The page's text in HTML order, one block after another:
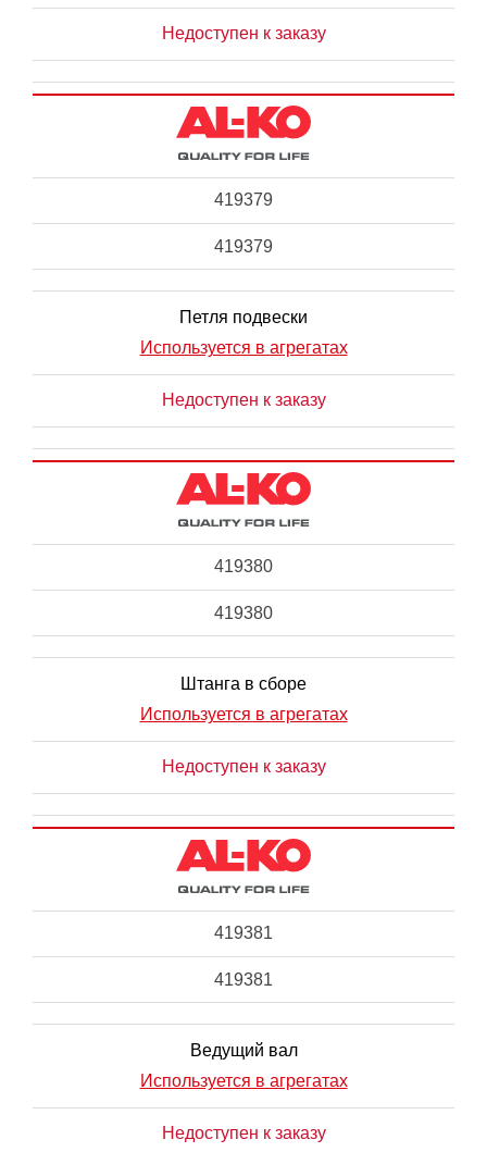
Недоступен к заказу
419379
419379
Петля подвески
Используется в агрегатах
Недоступен к заказу
419380
419380
Штанга в сборе
Используется в агрегатах
Недоступен к заказу
419381
419381
Ведущий вал
Используется в агрегатах
Недоступен к заказу